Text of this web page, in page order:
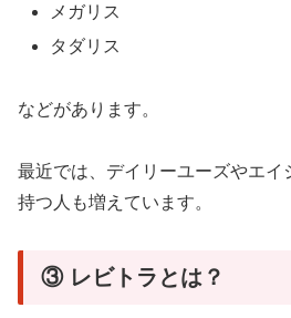
メガリス
タダリス
などがあります。
最近では、デイリーユーズやエイ
持つ人も増えています。
③ レビトラとは？